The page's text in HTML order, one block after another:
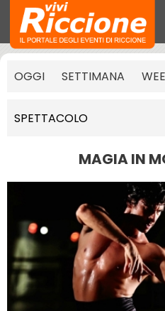
OGGI SETTIMANA
SPETTACOLO
MAGIA IN